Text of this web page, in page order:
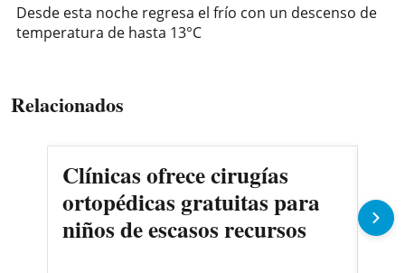
Desde esta noche regresa el frío con un descenso de
temperatura de hasta 13°C
Relacionados
Clínicas ofrece cirugías
ortopédicas gratuitas para
niños de escasos recursos